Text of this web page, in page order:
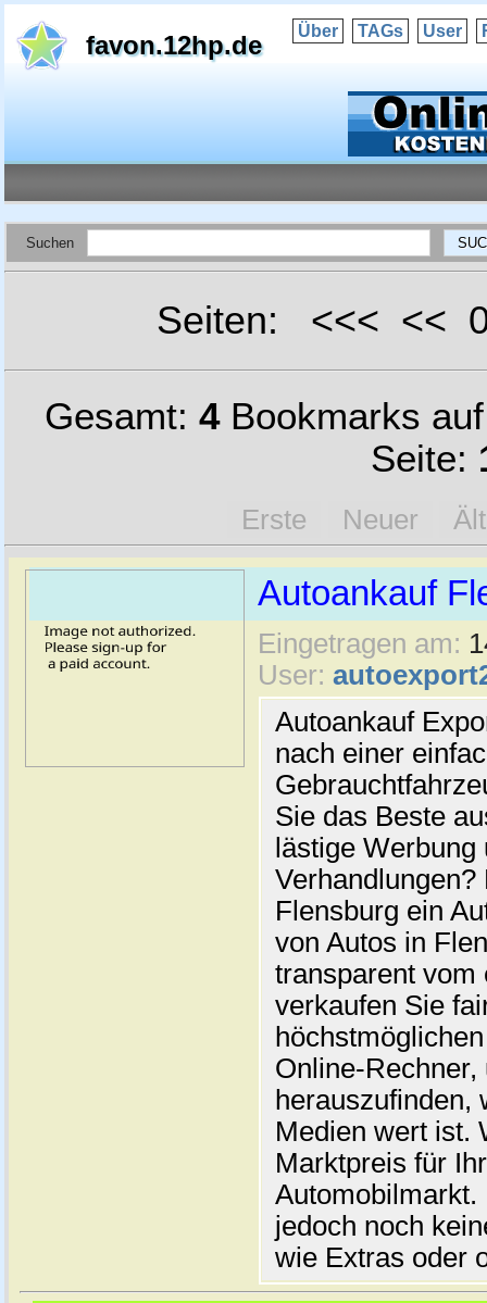
favon.12hp.de Über TAGs User
Suchen
Seiten: <<< <<
Gesamt: 4Bookmarks
Seite:
Erste Neuer
Autoankauf
Eingetragen am:
User:
Autoankauf
nach einer
Sie das Beste
lästige
Flensburg ein
von Autos in
transparent vom
verkaufen Sie
Online-
herauszufinden,
Medien wert ist.
Marktpreis für
jedoch noch
wie Extras oder